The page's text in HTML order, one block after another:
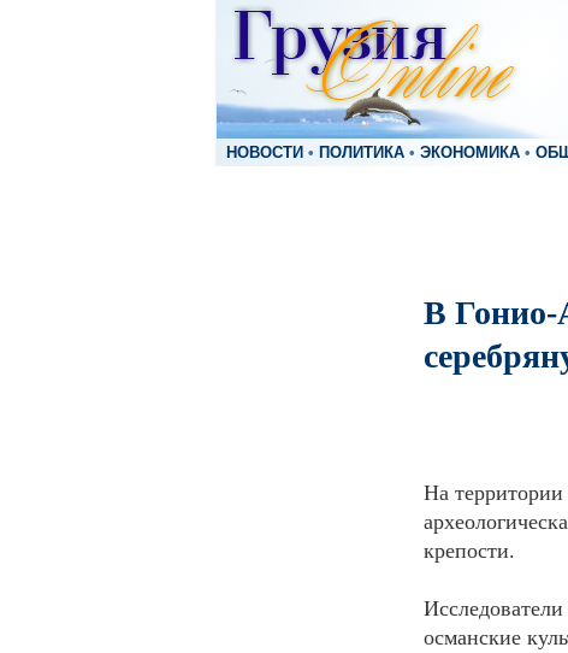
НОВОСТИ • ПОЛИТИКА • ЭКОНОМИКА •
В Гонио-
На территории
крепости.
османские